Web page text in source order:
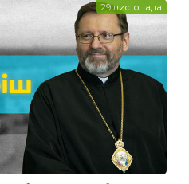
29 листопада